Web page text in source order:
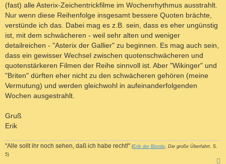
(fast) alle Asterix-Zeichentrickfilme im Wochenrhythmus ausstrahlt.
Nur wenn diese Reihenfolge insgesamt bessere Quoten brächte,
verstünde ich das. Dabei mag es z.B. sein, dass es eher ungünstig
ist, mit dem schwächeren - weil sehr alten und weniger
detailreichen - "Asterix der Gallier" zu beginnen. Es mag auch sein,
dass ein gewisser Wechsel zwischen quotenschwächeren und
quotenstärkeren Filmen der Reihe sinnvoll ist. Aber "Wikinger" und
"Briten" dürften eher nicht zu den schwächeren gehören (meine
Vermutung) und werden gleichwohl in aufeinanderfolgenden
Wochen ausgestrahlt.
Gruß
Erik
"Alle sollt ihr noch sehen, daß ich habe recht!" (Erik der Blonde, Die große Überfahrt, S.
5)